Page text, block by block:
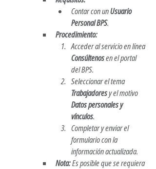
Contar con un Usuario
Personal BPS.
Procedimiento:
Acceder al servicio en línea
Consúltenos en el portal
del BPS.
Seleccionar el tema
Trabajadores y el motivo
Datos personales y
vínculos.
Completar y enviar el
formulario con la
información actualizada.
Nota: Es posible que se requiera